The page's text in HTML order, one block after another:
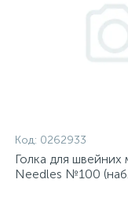
Код: 0262933
Голка для
Needles №100